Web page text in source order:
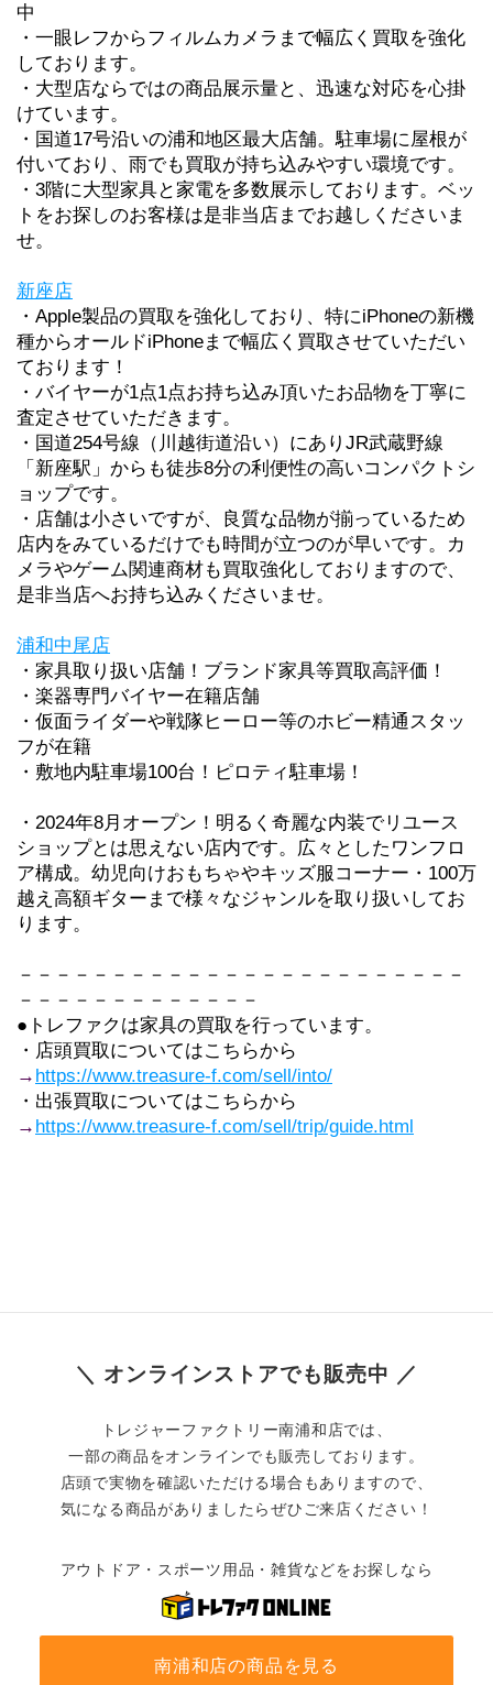
中
・一眼レフからフィルムカメラまで幅広く買取を強化
しております。
・大型店ならではの商品展示量と、迅速な対応を心掛
けています。
・国道17号沿いの浦和地区最大店舗。駐車場に屋根が
付いており、雨でも買取が持ち込みやすい環境です。
・3階に大型家具と家電を多数展示しております。ベッ
トをお探しのお客様は是非当店までお越しくださいま
せ。
新座店
・ Apple製品の買取を強化しており、特にiPhoneの新機
種からオールドiPhoneまで幅広く買取させていただい
ております！
・バイヤーが1点1点お持ち込み頂いたお品物を丁寧に
査定させていただきます。
・ 国道254号線（川越街道沿い）にありJR武蔵野線
「新座駅」からも徒歩8分の利便性の高いコンパクトシ
ョップです。
・店舗は小さいですが、良質な品物が揃っているため
店内をみているだけでも時間が立つのが早いです。カ
メラやゲーム関連商材も買取強化しておりますので、
是非当店へお持ち込みくださいませ。
浦和中尾店
・家具取り扱い店舗！ブランド家具等買取高評価！
・楽器専門バイヤー在籍店舗
・仮面ライダーや戦隊ヒーロー等のホビー精通スタッ
フが在籍
・敷地内駐車場100台！ピロティ駐車場！
・2024年8月オープン！明るく奇麗な内装でリユース
ショップとは思えない店内です。広々としたワンフロ
ア構成。幼児向けおもちゃやキッズ服コーナー・100万
越え高額ギターまで様々なジャンルを取り扱いしてお
ります。
－－－－－－－－－－－－－－－－－－－－－－－－
－－－－－－－－－－－－－
●トレファクは家具の買取を行っています。
・店頭買取についてはこちらから
→ https://www.treasure-f.com/sell/into/
・出張買取についてはこちらから
→ https://www.treasure-f.com/sell/trip/guide.html
＼ オンラインストアでも販売中 ／
トレジャーファクトリー南浦和店では、
一部の商品をオンラインでも販売しております。
店頭で実物を確認いただける場合もありますので、
気になる商品がありましたらぜひご来店ください！
アウトドア・スポーツ用品・雑貨などをお探しなら
南浦和店の商品を見る